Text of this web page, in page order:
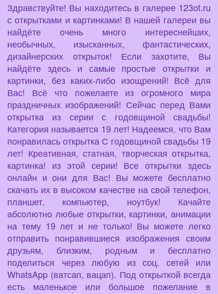
Здравствуйте! Вы находитесь в галерее 123ot.ru
с открытками и картинками! В нашей галереи вы
найдёте очень много интереснейших,
необычных, изысканных, фантастических,
дизайнерских открыток! Если захотите, Вы
найдёте здесь и самые простые открытки и
картинки, без каких-либо изощрений! Всё для
Вас! Всё что пожелаете из огромного мира
праздничных изображений! Сейчас перед Вами
открытка из серии с годовщиной свадьбы!
Категория называется 19 лет! Надеемся, что Вам
понравилась открытка С годовщиной свадьбы 19
лет! Креативная, статная, творческая открытка,
картинка! из этой серии! Все открытки здесь
онлайн и они для Вас! Вы можете бесплатно
скачать их в высоком качестве на свой телефон,
планшет, компьютер, ноутбук! Качайте
абсолютно любые открытки, картинки, анимации
на тему 19 лет и не только! Вы можете легко
отправить понравившиеся изображения своим
друзьям, близким, родным и бесплатно
поделиться через любую из соц. сетей или
WhatsApp (ватсап, вацап). Под открыткой всегда
есть маленькое или большое пожелание в